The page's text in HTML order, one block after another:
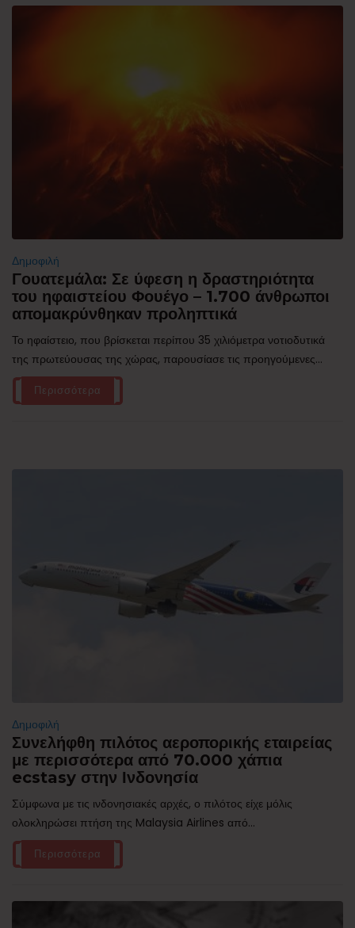
Δημοφιλή
Γουατεμάλα: Σε ύφεση η δραστηριότητα
του ηφαιστείου Φουέγο – 1.700 άνθρωποι
απομακρύνθηκαν προληπτικά
Το ηφαίστειο, που βρίσκεται περίπου 35 χιλιόμετρα νοτιοδυτικά
της πρωτεύουσας της χώρας, παρουσίασε τις προηγούμενες...
Περισσότερα
Δημοφιλή
Συνελήφθη πιλότος αεροπορικής εταιρείας
με περισσότερα από 70.000 χάπια
ecstasy στην Ινδονησία
Σύμφωνα με τις ινδονησιακές αρχές, ο πιλότος είχε μόλις
ολοκληρώσει πτήση της Malaysia Airlines από...
Περισσότερα